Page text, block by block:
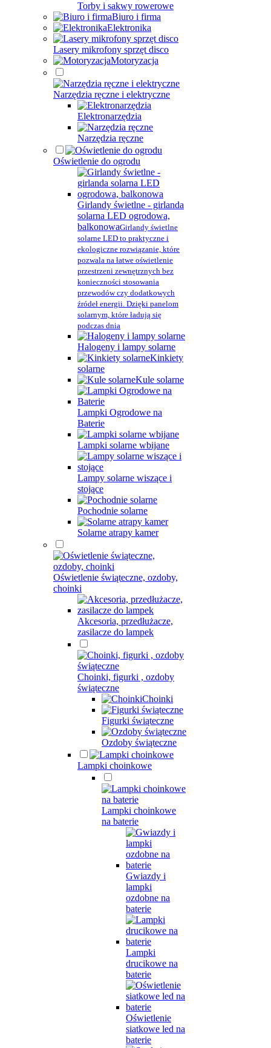
Torby i sakwy rowerowe
Biuro i firma
Elektronika
Lasery mikrofony sprzęt disco
Motoryzacja
Narzędzia ręczne i elektryczne
Elektronarzędzia
Narzędzia ręczne
Oświetlenie do ogrodu
Girlandy świetlne - girlanda
solarna LED ogrodowa,
balkonowaGirlandy świetlne
solarne LED to praktyczne i
ekologiczne rozwiązanie, które
pozwala na łatwe oświetlenie
przestrzeni zewnętrznych bez
konieczności stosowania
przewodów czy dodatkowych
źródeł energii. Dzięki panelom
solarnym, które ładują się
podczas dnia
Halogeny i lampy solarne
Kinkiety
solarne
Kule solarne
Lampki Ogrodowe na
Baterie
Lampki solarne wbijane
Lampy solarne wiszące i
stojące
Pochodnie solarne
Solarne atrapy kamer
Oświetlenie świąteczne, ozdoby,
choinki
Akcesoria, przedłużacze,
zasilacze do lampek
Choinki, figurki , ozdoby
świąteczne
Choinki
Figurki świąteczne
Ozdoby świąteczne
Lampki choinkowe
Lampki choinkowe
na baterie
Gwiazdy i
lampki
ozdobne na
baterie
Lampki
drucikowe na
baterie
Oświetlenie
siatkowe led na
baterie